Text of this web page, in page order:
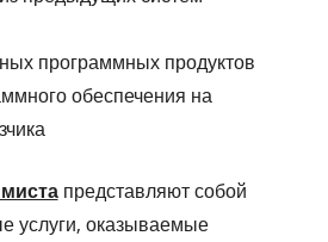
программных продуктов
обеспечения на
представляют собой
услуги, оказываемые